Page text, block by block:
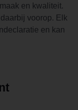
en kwaliteit.
voorop. Elk
en kan